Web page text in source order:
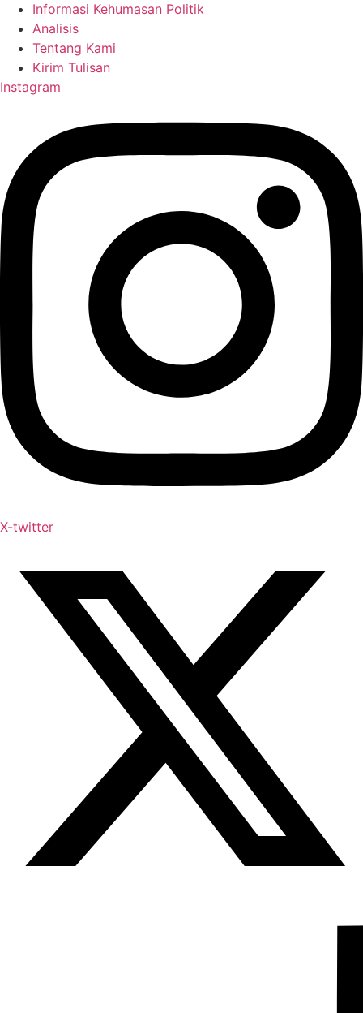
Informasi Kehumasan Politik
Analisis
Tentang Kami
Kirim Tulisan
Instagram
X-twitter